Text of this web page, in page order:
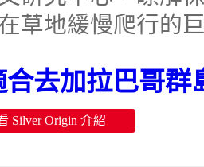
草地緩慢爬行的
合去加拉巴哥群
Silver Origin 介紹